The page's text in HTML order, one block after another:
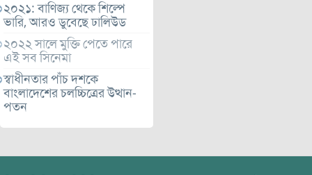
২০২১: বাণিজ্য থেকে শিল্পে
ভারি, আরও ডুবেছে ঢালিউড
২০২২ সালে মুক্তি পেতে পারে
এই সব সিনেমা
স্বাধীনতার পাঁচ দশকে
বাংলাদেশের চলচ্চিত্রের উত্থান-
পতন